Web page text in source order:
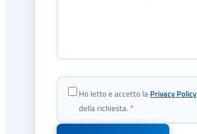
Ho letto e accetto la Privacy Policy
della richiesta. *